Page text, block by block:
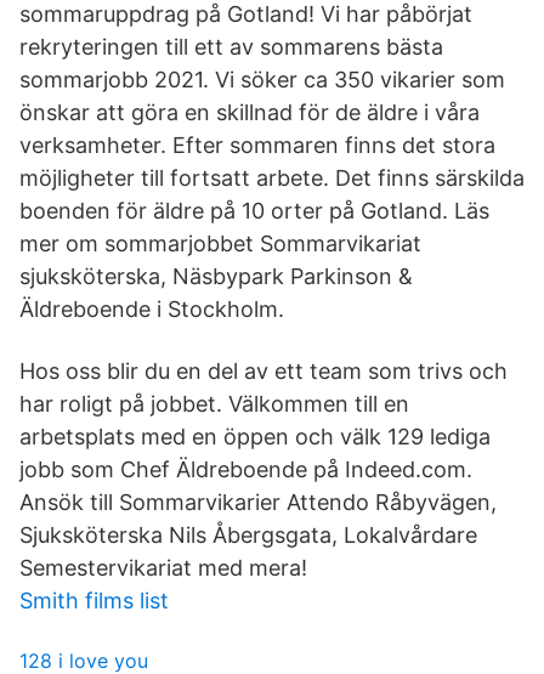
sommaruppdrag på Gotland! Vi har påbörjat
rekryteringen till ett av sommarens bästa
sommarjobb 2021. Vi söker ca 350 vikarier som
önskar att göra en skillnad för de äldre i våra
verksamheter. Efter sommaren finns det stora
möjligheter till fortsatt arbete. Det finns särskilda
boenden för äldre på 10 orter på Gotland. Läs
mer om sommarjobbet Sommarvikariat
sjuksköterska, Näsbypark Parkinson &
Äldreboende i Stockholm.
Hos oss blir du en del av ett team som trivs och
har roligt på jobbet. Välkommen till en
arbetsplats med en öppen och välk 129 lediga
jobb som Chef Äldreboende på Indeed.com.
Ansök till Sommarvikarier Attendo Råbyvägen,
Sjuksköterska Nils Åbergsgata, Lokalvårdare
Semestervikariat med mera!
Smith films list
128 i love you